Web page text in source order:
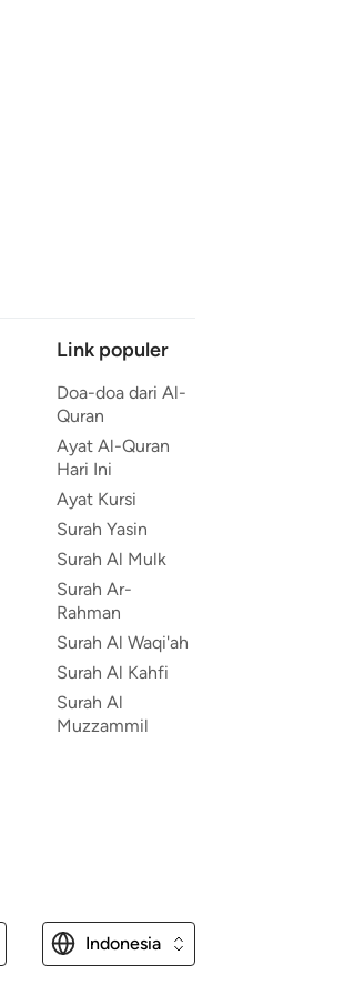
Link populer
Doa-doa dari Al-
Quran
Ayat Al-Quran
Hari Ini
Ayat Kursi
Surah Yasin
Surah Al Mulk
Surah Ar-
Rahman
Surah Al Waqi'ah
Surah Al Kahfi
Surah Al
Muzzammil
Indonesia